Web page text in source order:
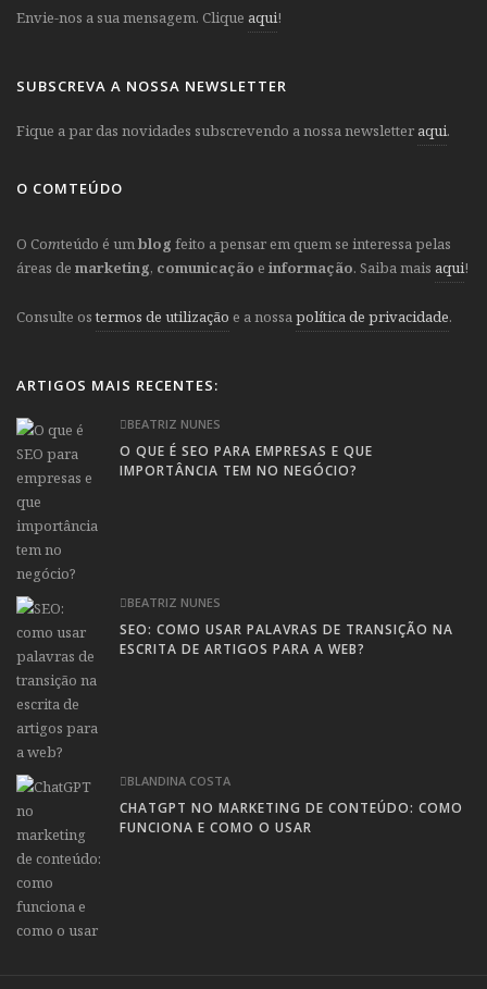
Envie-nos a sua mensagem. Clique aqui!
SUBSCREVA A NOSSA NEWSLETTER
Fique a par das novidades subscrevendo a nossa newsletter aqui.
O COMTEÚDO
O Comteúdo é umblog feito a pensar em quem se interessa pelas
áreas de marketing, comunicação e informação. Saiba mais aqui!
Consulte ostermos de utilização e a nossapolítica de privacidade.
ARTIGOS MAIS RECENTES:
BEATRIZ NUNES
O QUE É SEO PARA EMPRESAS E QUE
IMPORTÂNCIA TEM NO NEGÓCIO?
BEATRIZ NUNES
SEO: COMO USAR PALAVRAS DE TRANSIÇÃO NA
ESCRITA DE ARTIGOS PARA A WEB?
BLANDINA COSTA
CHATGPT NO MARKETING DE CONTEÚDO: COMO
FUNCIONA E COMO O USAR